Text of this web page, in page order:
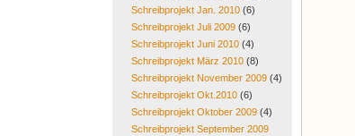
Schreibprojekt Jan. 2010(6)
Schreibprojekt Juli 2009(6)
Schreibprojekt Juni 2010(4)
Schreibprojekt März 2010(8)
Schreibprojekt November 2009(4)
Schreibprojekt Okt.2010(6)
Schreibprojekt Oktober 2009(4)
Schreibprojekt September 2009